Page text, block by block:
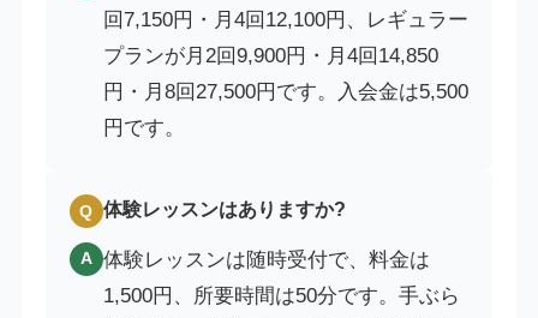
回7,150円・月4回12,100円、レギュラー
プランが月2回9,900円・月4回14,850
円・月8回27,500円です。入会金は5,500
円です。
Q 体験レッスンはありますか?
A 体験レッスンは随時受付で、料金は
1,500円、所要時間は50分です。手ぶら